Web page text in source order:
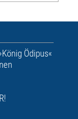
Ödipus«